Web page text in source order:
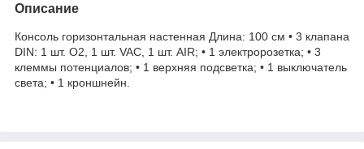
Описание
Консоль горизонтальная настенная Длина: 100 см • 3 клапана
DIN: 1 шт. O2, 1 шт. VAC, 1 шт. AIR; • 1 электророзетка; • 3
клеммы потенциалов; • 1 верхняя подсветка; • 1 выключатель
света; • 1 кроншнейн.